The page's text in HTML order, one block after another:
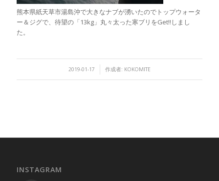
熊本県紙天草市湯島沖で大きなナブが湧いたのでトップウォータ
ー＆ジグで、待望の「13kg」丸々太った寒ブリをGet!!しまし
た。
2019-01-17
/ 作成者: KOKOMITE
INSTAGRAM